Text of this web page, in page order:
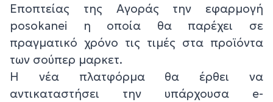
Εποπτείας της Αγοράς την εφαρμογή
posokanei η οποία θα παρέχει σε
πραγματικό χρόνο τις τιμές στα προϊόντα
των σούπερ μαρκετ.
Η νέα πλατφόρμα θα έρθει να
αντικαταστήσει την υπάρχουσα e-